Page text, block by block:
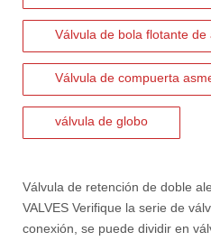
Válvula de bola flotante
Válvula de compuerta
válvula de globo
Válvula de retención de doble
VALVES Verifique la serie de
conexión, se puede dividir en